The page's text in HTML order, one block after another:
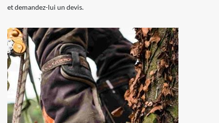
et demandez-lui un devis.